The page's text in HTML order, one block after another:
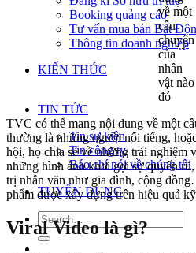
Booking quảng cáo
Tư vấn mua bán Bất
Thông tin doanh nghiệp
KIẾN THỨC
TIN TỨC
Tin sự kiện
Tin công ty
Báo chí nói về chúng tôi
TUYỂN DỤNG
về một
câu
chuyện
của
nhân
vật nào
đó
TVC có thể mang nội dung về một
thường là những người nổi tiếng,
hội, họ chia sẻ về những trải nghiệm
những hình ảnh khơi gợi sự quyến
trị nhân văn như gia đình, cộng
phẩm được xây dựng trên hiệu quả
Viral Video là gì?